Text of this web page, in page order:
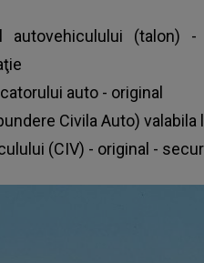
autovehiculului (talon)
auto - original
Civila Auto)
(CIV) - original -